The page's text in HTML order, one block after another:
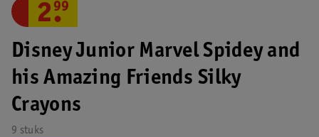
Disney Junior Marvel Spidey and
his Amazing Friends Silky
Crayons
9 stuks
2.
99